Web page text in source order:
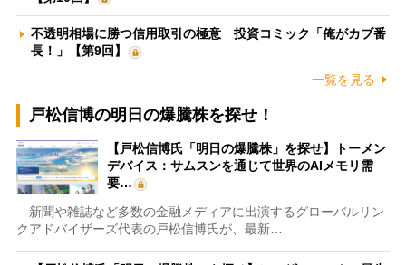
不透明相場に勝つ信用取引の極意 投資コミック「俺がカブ番
長！」【第9回】
一覧を見る
戸松信博の明日の爆騰株を探せ！
【戸松信博氏「明日の爆騰株」を探せ】トーメン
デバイス：サムスンを通じて世界のAIメモリ需
要…
新聞や雑誌など多数の金融メディアに出演するグローバルリン
クアドバイザーズ代表の戸松信博氏が、最新…